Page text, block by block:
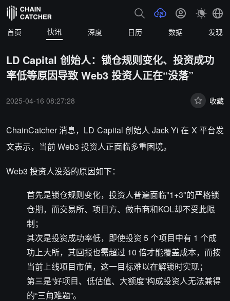
首页 快讯 深度 日历 数据 发现
LD Capital 创始人：锁仓规则变化、投资成功
率低等原因导致 Web3 投资人正在“没落”
2025-04-16 08:27:28 收藏
ChainCatcher 消息， LD Capital 创始人 Jack Yi 在 X 平台发
文表示，当前 Web3 投资人正面临多重困境。
Web3 投资人没落的原因如下：
首先是锁仓规则变化，投资人普遍面临"1+3"的严格锁
仓期，而交易所、项目方、做市商和KOL却不受此限
制；
其次是投资成功率低，即使投资 5 个项目中有 1 个成
功上大所，其回报也需超过 10 倍才能覆盖成本，而按
当前上线项目市值，这一目标难以在解锁时实现；
第三是“好项目、低估值、大额度”构成投资人无法兼得
的“三角难题”。